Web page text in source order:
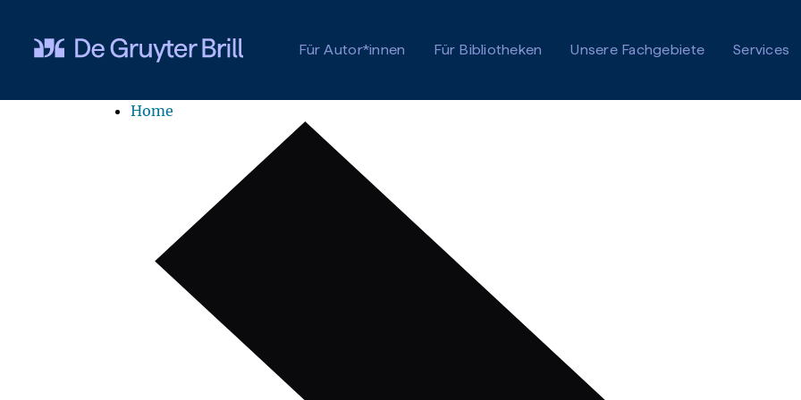
Für Autor*innen
Für Bibliotheken Unsere Fachgebiete Services
Home